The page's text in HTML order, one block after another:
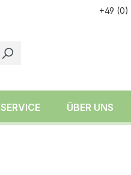
+49
SERVICE ÜBER UNS